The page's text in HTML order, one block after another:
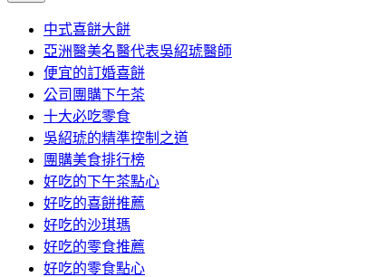
內
容
中式喜餅大餅
亞洲醫美名醫代表吳紹琥醫師
便宜的訂婚喜餅
公司團購下午茶
十大必吃零食
吳紹琥的精準控制之道
團購美食排行榜
好吃的下午茶點心
好吃的喜餅推薦
好吃的沙琪瑪
好吃的零食推薦
好吃的零食點心